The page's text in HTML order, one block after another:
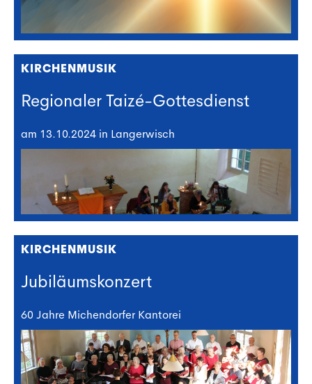
KIRCHENMUSIK
Regionaler Taizé-Gottesdienst
am 13.10.2024 in Langerwisch
KIRCHENMUSIK
Jubiläumskonzert
60 Jahre Michendorfer Kantorei